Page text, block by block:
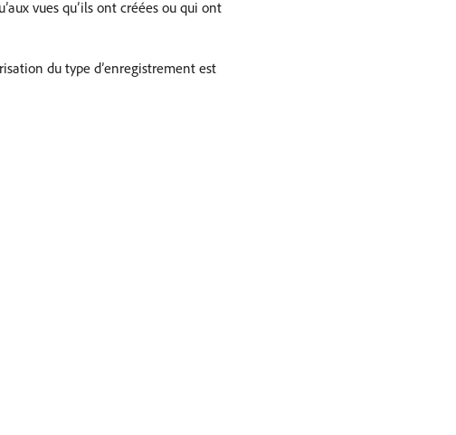
vues qu’ils ont créées ou qui ont
du type d’enregistrement est